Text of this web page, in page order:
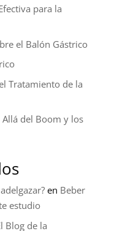
para la
el Balón Gástrico
Tratamiento de la
Allá del Boom y los
en Beber
estudio
Blog de la